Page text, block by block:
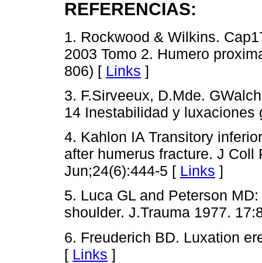
REFERENCIAS:
1. Rockwood & Wilkins.
2003 Tomo 2. Humero
806) [ Links ]
3. F.Sirveeux, D.Mde.
14 Inestabilidad y
4. Kahlon IA Transitory
after humerus fracture. J
Jun;24(6):444-5 [ Links ]
5. Luca GL and Peterson
shoulder. J.Trauma 1977.
6. Freuderich BD. Luxation
[ Links ]